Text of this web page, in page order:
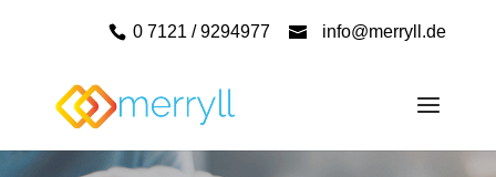
0 7121 / 9294977 info@merryll.de